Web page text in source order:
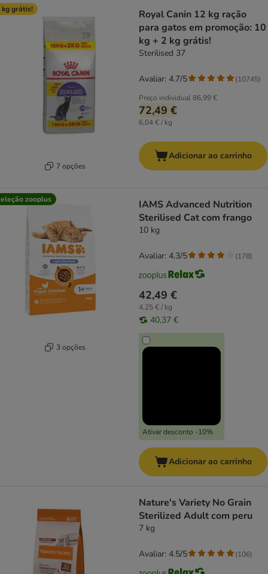
kg grátis!
7 opções
Royal Canin 12 kg ração
para gatos em promoção: 10
kg + 2 kg grátis!
Sterilised 37
Preço individual86,99 €
72,49 €
6,04 € / kg
Avaliar: 4.7/5 (10745)
Adicionar ao carrinho
zooplus
3 opções
IAMS Advanced Nutrition
Sterilised Cat com frango
10 kg
42,49 €
4,25 € / kg
40,37 €
Ativar desconto -10%
Avaliar: 4.3/5 (178)
Adicionar ao carrinho
Nature's Variety No Grain
Sterilized Adult com peru
7 kg
Avaliar: 4.5/5 (106)